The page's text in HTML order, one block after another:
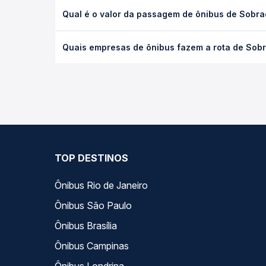
condições de tráfego. Na Quero Passagem você
Qual é o valor da passagem de ônibus de
antecedência da compra. Na Quero Passagem
Quais empresas de ônibus fazem a rota de
TOP DESTINOS
Ônibus Rio de Janeiro
Ônibus São Paulo
Ônibus Brasília
Ônibus Campinas